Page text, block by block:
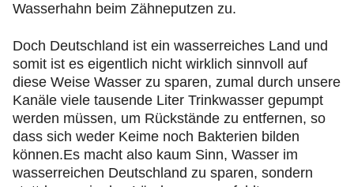
Wasserhahn beim Zähneputzen zu.
Doch Deutschland ist ein wasserreiches Land und
somit ist es eigentlich nicht wirklich sinnvoll auf
diese Weise Wasser zu sparen, zumal durch unsere
Kanäle viele tausende Liter Trinkwasser gepumpt
werden müssen, um Rückstände zu entfernen, so
dass sich weder Keime noch Bakterien bilden
können.Es macht also kaum Sinn, Wasser im
wasserreichen Deutschland zu sparen, sondern